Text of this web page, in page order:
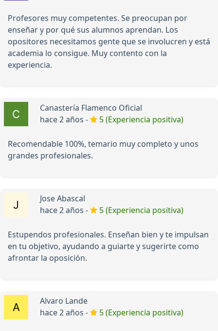
Profesores muy competentes. Se preocupan por
enseñar y por qué sus alumnos aprendan. Los
opositores necesitamos gente que se involucren y está
academia lo consigue. Muy contento con la
experiencia.
Canastería Flamenco Oficial
hace 2 años -
5 (Experiencia positiva)
Recomendable 100%, temario muy completo y unos
grandes profesionales.
Jose Abascal
hace 2 años -
5 (Experiencia positiva)
Estupendos profesionales. Enseñan bien y te impulsan
en tu objetivo, ayudando a guiarte y sugerirte como
afrontar la oposición.
Alvaro Lande
hace 2 años -
5 (Experiencia positiva)